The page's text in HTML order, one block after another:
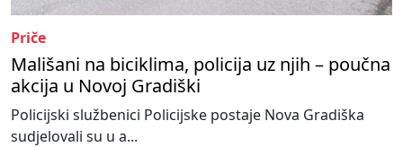
Priče
Mališani na biciklima, policija uz njih – poučna
akcija u Novoj Gradiški
Policijski službenici Policijske postaje Nova Gradiška
sudjelovali su u a...